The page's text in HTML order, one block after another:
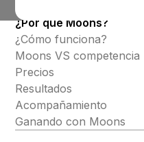
¿Por qué Moons?
¿Cómo funciona?
Moons VS competencia
Precios
Resultados
Acompañamiento
Ganando con Moons